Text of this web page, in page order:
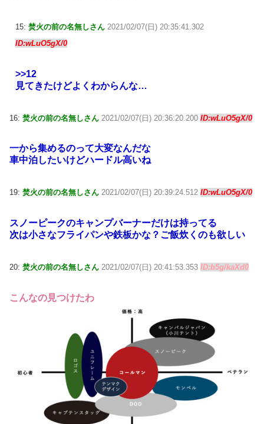
15: 焚火の前の名無しさん 2021/02/07(日) 20:35:41.302
ID:wLuO5gX/0
>>12
見てきたけどよくわからんな…
16: 焚火の前の名無しさん 2021/02/07(日) 20:36:20.200 ID:wLuO5gX/0
一から集めるのって大変なんだな
車中泊したいけどハードル高いね
19: 焚火の前の名無しさん 2021/02/07(日) 20:39:24.512 ID:wLuO5gX/0
スノーピークのキャンプバーナーだけは持ってる
次は小さなフライパンや鉄板かな？ご飯炊くのも欲しい
20: 焚火の前の名無しさん 2021/02/07(日) 20:41:53.353 ID:b5g/kaXd0
こんなの見つけたわ